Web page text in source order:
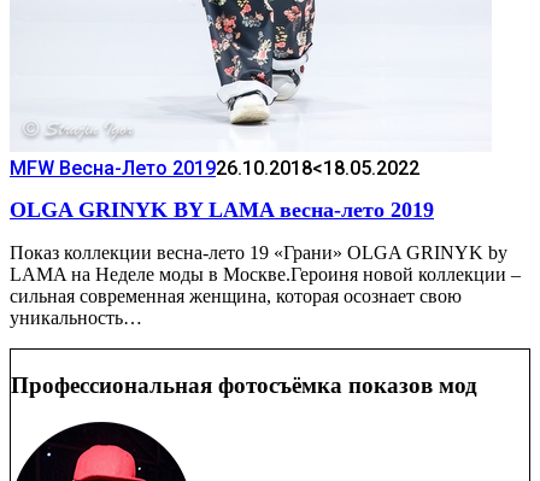
MFW Весна-Лето 201926.10.2018<18.05.2022
OLGA GRINYK BY LAMA весна-лето 2019
Показ коллекции весна-лето 19 «Грани» OLGA GRINYK by
LAMA на Неделе моды в Москве.Героиня новой коллекции –
сильная современная женщина, которая осознает свою
уникальность…
Профессиональная фотосъёмка показов мод